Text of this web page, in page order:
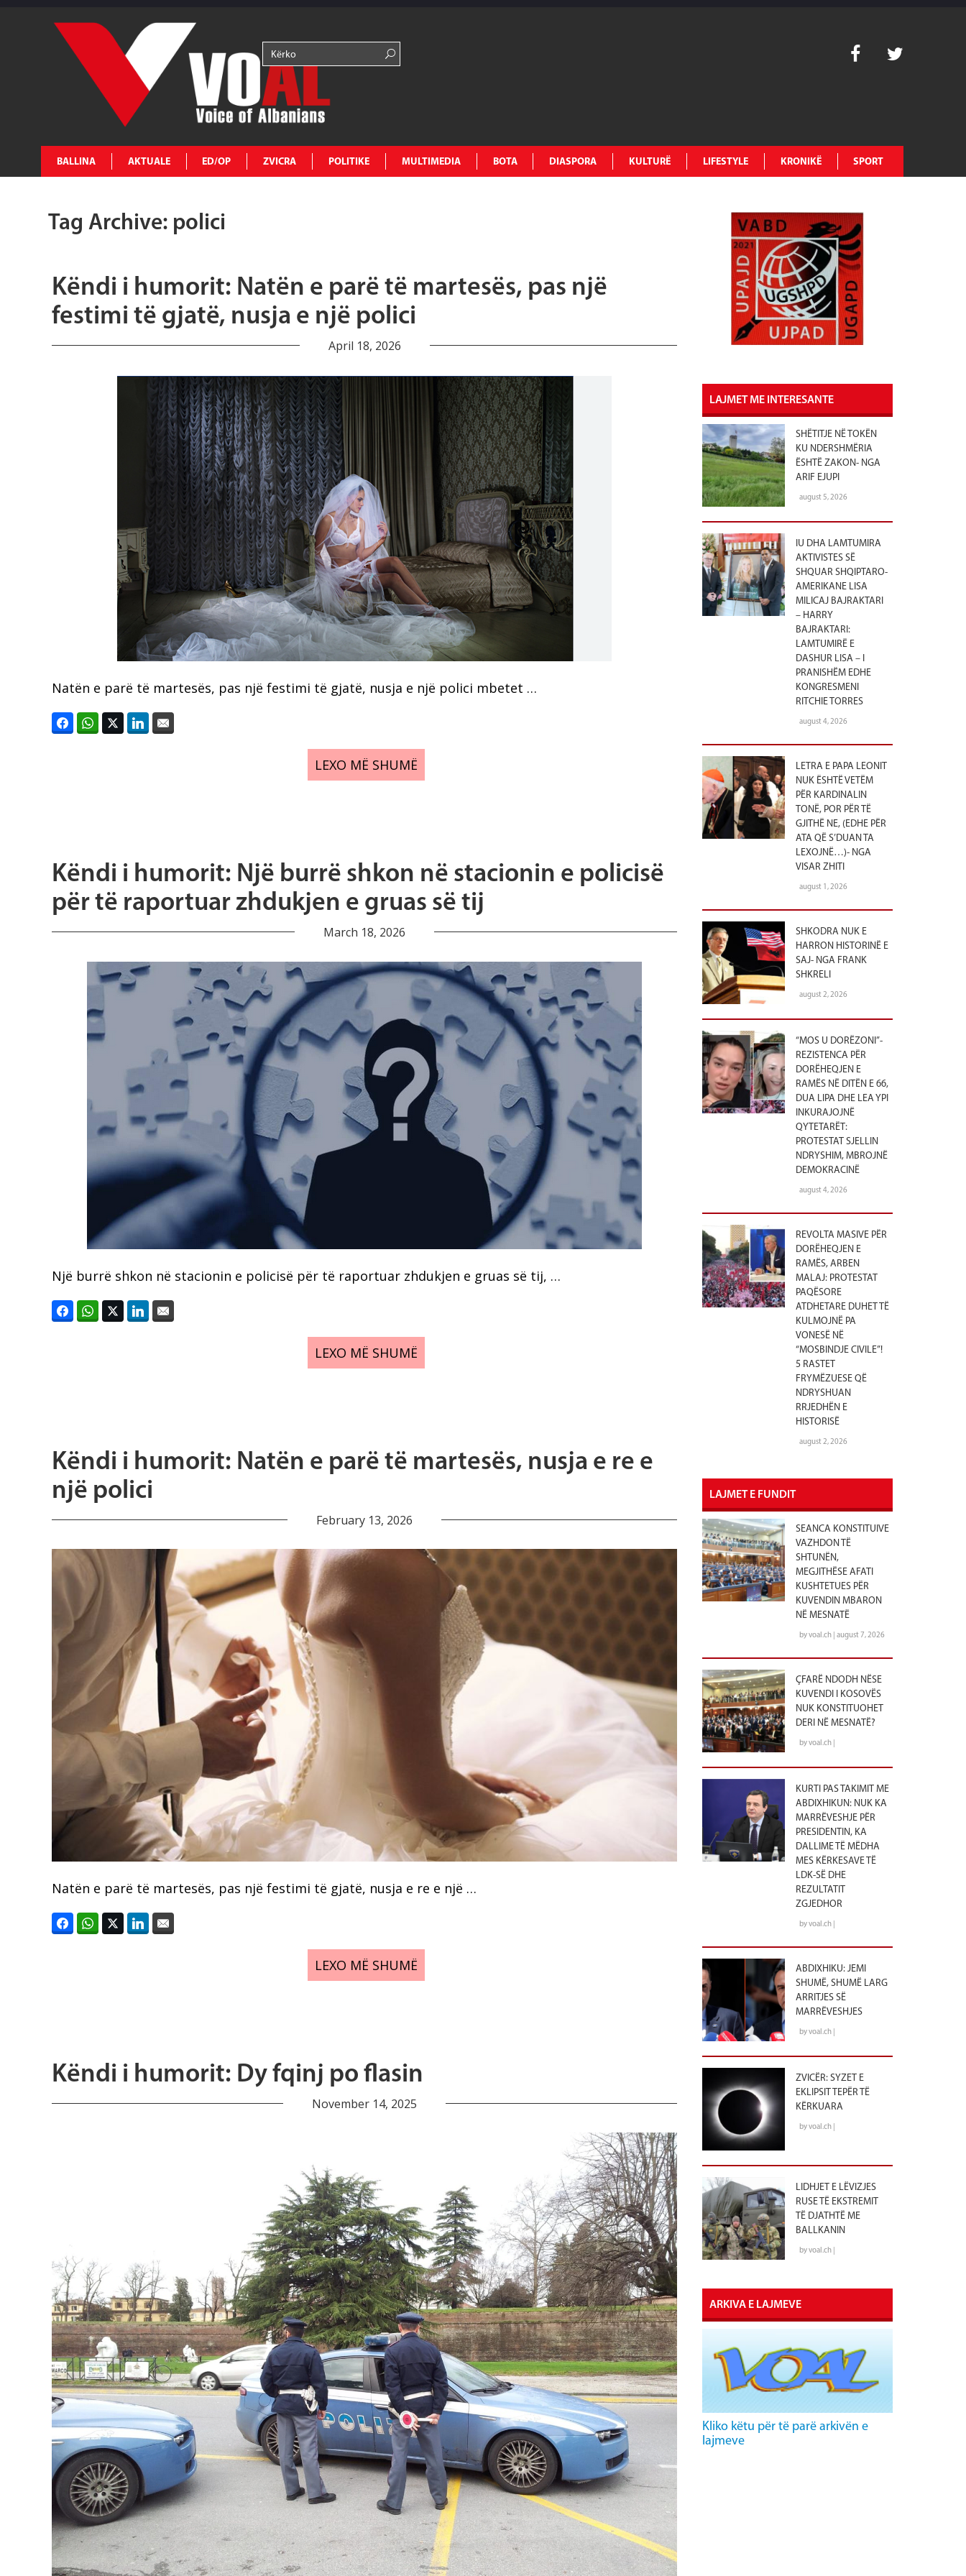
BALLINA AKTUALE ED/OP ZVICRA POLITIKE MULTIMEDIA BOTA DIASPORA KULTURË LIFESTYLE KRONIKË SPORT
Tag Archive: polici
Këndi i humorit: Natën e parë të martesës, pas një
festimi të gjatë, nusja e një polici
April 18, 2026
Natën e parë të martesës, pas një festimi të gjatë, nusja e një polici mbetet …
LEXO MË SHUMË
Këndi i humorit: Një burrë shkon në stacionin e policisë
për të raportuar zhdukjen e gruas së tij
March 18, 2026
Një burrë shkon në stacionin e policisë për të raportuar zhdukjen e gruas së tij, …
LEXO MË SHUMË
Këndi i humorit: Natën e parë të martesës, nusja e re e
një polici
February 13, 2026
Natën e parë të martesës, pas një festimi të gjatë, nusja e re e një …
LEXO MË SHUMË
Këndi i humorit: Dy fqinj po flasin
November 14, 2025
LAJMET ME INTERESANTE
SHËTITJE NË TOKËN
KU NDERSHMËRIA
ËSHTË ZAKON- NGA
ARIF EJUPI
august 5, 2026
IU DHA LAMTUMIRA
AKTIVISTES SË
SHQUAR SHQIPTARO-
AMERIKANE LISA
MILICAJ BAJRAKTARI
– HARRY
BAJRAKTARI:
LAMTUMIRË E
DASHUR LISA – I
PRANISHËM EDHE
KONGRESMENI
RITCHIE TORRES
august 4, 2026
LETRA E PAPA LEONIT
NUK ËSHTË VETËM
PËR KARDINALIN
TONË, POR PËR TË
GJITHË NE, (EDHE PËR
ATA QË S’DUAN TA
LEXOJNË…)- NGA
VISAR ZHITI
august 1, 2026
SHKODRA NUK E
HARRON HISTORINË E
SAJ- NGA FRANK
SHKRELI
august 2, 2026
“MOS U DORËZONI”-
REZISTENCA PËR
DORËHEQJEN E
RAMËS NË DITËN E 66,
DUA LIPA DHE LEA YPI
INKURAJOJNË
QYTETARËT:
PROTESTAT SJELLIN
NDRYSHIM, MBROJNË
DEMOKRACINË
august 4, 2026
REVOLTA MASIVE PËR
DORËHEQJEN E
RAMËS, ARBEN
MALAJ: PROTESTAT
PAQËSORE
ATDHETARE DUHET TË
KULMOJNË PA
VONESË NË
“MOSBINDJE CIVILE”!
5 RASTET
FRYMËZUESE QË
NDRYSHUAN
RRJEDHËN E
HISTORISË
august 2, 2026
LAJMET E FUNDIT
SEANCA KONSTITUIVE
VAZHDON TË
SHTUNËN,
MEGJITHËSE AFATI
KUSHTETUES PËR
KUVENDIN MBARON
NË MESNATË
by voal.ch | august 7, 2026
ÇFARË NDODH NËSE
KUVENDI I KOSOVËS
NUK KONSTITUOHET
DERI NË MESNATË?
by voal.ch |
KURTI PAS TAKIMIT ME
ABDIXHIKUN: NUK KA
MARRËVESHJE PËR
PRESIDENTIN, KA
DALLIME TË MËDHA
MES KËRKESAVE TË
LDK-SË DHE
REZULTATIT
ZGJEDHOR
by voal.ch |
ABDIXHIKU: JEMI
SHUMË, SHUMË LARG
ARRITJES SË
MARRËVESHJES
by voal.ch |
ZVICËR: SYZET E
EKLIPSIT TEPËR TË
KËRKUARA
by voal.ch |
LIDHJET E LËVIZJES
RUSE TË EKSTREMIT
TË DJATHTË ME
BALLKANIN
by voal.ch |
ARKIVA E LAJMEVE
Kliko këtu për të parë arkivën e
lajmeve